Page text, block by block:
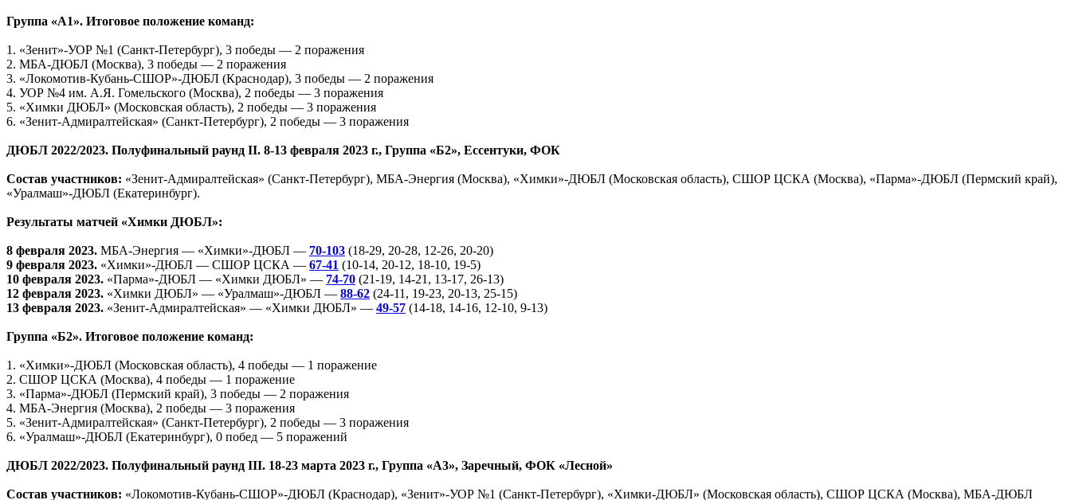
Группа «А1». Итоговое положение команд:
1. «Зенит»-УОР №1 (Санкт-Петербург), 3 победы — 2 поражения
2. МБА-ДЮБЛ (Москва), 3 победы — 2 поражения
3. «Локомотив-Кубань-СШОР»-ДЮБЛ (Краснодар), 3 победы — 2 поражения
4. УОР №4 им. А.Я. Гомельского (Москва), 2 победы — 3 поражения
5. «Химки ДЮБЛ» (Московская область), 2 победы — 3 поражения
6. «Зенит-Адмиралтейская» (Санкт-Петербург), 2 победы — 3 поражения
ДЮБЛ 2022/2023. Полуфинальный раунд II. 8-13 февраля 2023 г., Группа «Б2», Ессентуки, ФОК
Состав участников: «Зенит-Адмиралтейская» (Санкт-Петербург), МБА-Энергия (Москва), «Химки»-ДЮБЛ (Московская область), СШОР ЦСКА (Москва), «Парма»-ДЮБЛ (Пермский край),
«Уралмаш»-ДЮБЛ (Екатеринбург).
Результаты матчей «Химки ДЮБЛ»:
8 февраля 2023. МБА-Энергия — «Химки»-ДЮБЛ — 70-103 (18-29, 20-28, 12-26, 20-20)
9 февраля 2023. «Химки»-ДЮБЛ — СШОР ЦСКА — 67-41 (10-14, 20-12, 18-10, 19-5)
10 февраля 2023. «Парма»-ДЮБЛ — «Химки ДЮБЛ» — 74-70 (21-19, 14-21, 13-17, 26-13)
12 февраля 2023. «Химки ДЮБЛ» — «Уралмаш»-ДЮБЛ — 88-62 (24-11, 19-23, 20-13, 25-15)
13 февраля 2023. «Зенит-Адмиралтейская» — «Химки ДЮБЛ» — 49-57 (14-18, 14-16, 12-10, 9-13)
Группа «Б2». Итоговое положение команд:
1. «Химки»-ДЮБЛ (Московская область), 4 победы — 1 поражение
2. СШОР ЦСКА (Москва), 4 победы — 1 поражение
3. «Парма»-ДЮБЛ (Пермский край), 3 победы — 2 поражения
4. МБА-Энергия (Москва), 2 победы — 3 поражения
5. «Зенит-Адмиралтейская» (Санкт-Петербург), 2 победы — 3 поражения
6. «Уралмаш»-ДЮБЛ (Екатеринбург), 0 побед — 5 поражений
ДЮБЛ 2022/2023. Полуфинальный раунд III. 18-23 марта 2023 г., Группа «А3», Заречный, ФОК «Лесной»
Состав участников: «Локомотив-Кубань-СШОР»-ДЮБЛ (Краснодар), «Зенит»-УОР №1 (Санкт-Петербург), «Химки-ДЮБЛ» (Московская область), СШОР ЦСКА (Москва), МБА-ДЮБЛ